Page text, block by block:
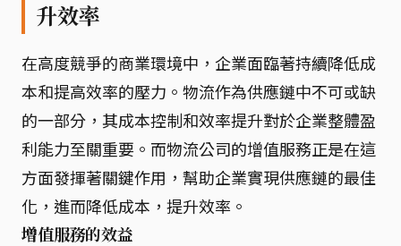
升效率
在高度競爭的商業環境中，企業面臨著持續降低成
本和提高效率的壓力。物流作為供應鏈中不可或缺
的一部分，其成本控制和效率提升對於企業整體盈
利能力至關重要。而物流公司的增值服務正是在這
方面發揮著關鍵作用，幫助企業實現供應鏈的最佳
化，進而降低成本，提升效率。
增值服務的效益